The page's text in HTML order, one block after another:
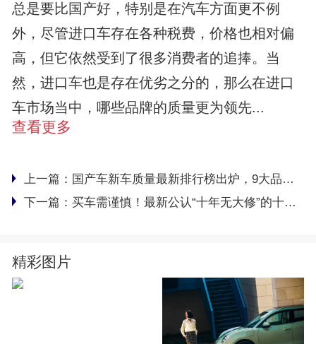
总是要比国产好，特别是在汽车方面更不例
外，尽管进口车存在各种税费，价格也相对偏
高，但它依然受到了很多消费者的追捧。当
然，进口车也是存在优劣之分的，那么在进口
车市场当中，哪些品牌的质量更为领先...
查看更多
上一篇： 国产车新车质量最新排行榜出炉，9大品牌处于领先，榜首令人意外
下一篇： 买车需谨慎！最新公认“十年无大修”的十大品牌：丰田、大众前五
精彩图片